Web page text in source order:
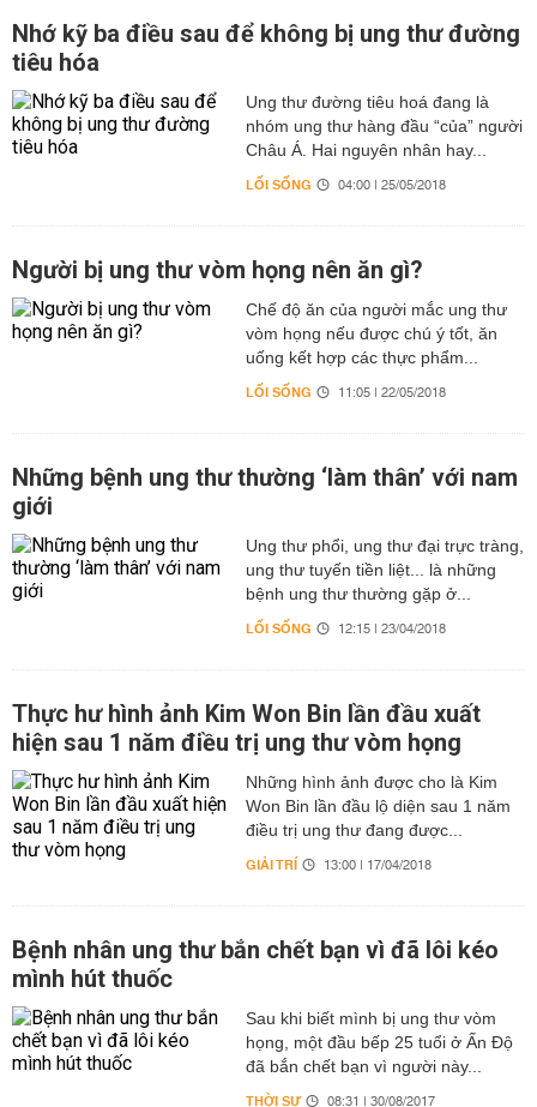
Nhớ kỹ ba điều sau để không bị ung thư đường
tiêu hóa
Ung thư đường tiêu hoá đang là
nhóm ung thư hàng đầu “của” người
Châu Á. Hai nguyên nhân hay...
LỐI SỐNG 04:00 | 25/05/2018
Người bị ung thư vòm họng nên ăn gì?
Chế độ ăn của người mắc ung thư
vòm họng nếu được chú ý tốt, ăn
uống kết hợp các thực phẩm...
LỐI SỐNG 11:05 | 22/05/2018
Những bệnh ung thư thường ‘làm thân’ với nam
giới
Ung thư phổi, ung thư đại trực tràng,
ung thư tuyến tiền liệt... là những
bệnh ung thư thường gặp ở...
LỐI SỐNG 12:15 | 23/04/2018
Thực hư hình ảnh Kim Won Bin lần đầu xuất
hiện sau 1 năm điều trị ung thư vòm họng
Những hình ảnh được cho là Kim
Won Bin lần đầu lộ diện sau 1 năm
điều trị ung thư đang được...
GIẢI TRÍ 13:00 | 17/04/2018
Bệnh nhân ung thư bắn chết bạn vì đã lôi kéo
mình hút thuốc
Sau khi biết mình bị ung thư vòm
họng, một đầu bếp 25 tuổi ở Ấn Độ
đã bắn chết bạn vì người này...
THỜI SỰ 08:31 | 30/08/2017